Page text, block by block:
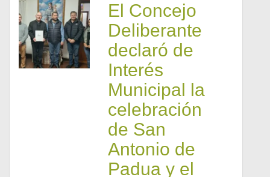
El Concejo
Deliberante
declaró de
Interés
Municipal la
celebración
de San
Antonio de
Padua y el